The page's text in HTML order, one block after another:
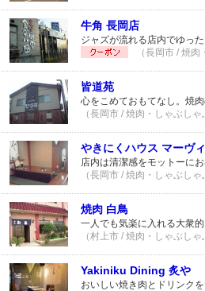
牛角 長岡店
ジャズが流れる店内でゆっ
（長岡市 / 焼
皆道苑
心をこめておもてなし。焼肉
（長岡市 / 焼肉・しゃぶし
やきにくハウス マーヴ
店内は清潔感をモットーに
（長岡市 / 焼肉・しゃぶし
焼肉 白鳥
一人でも気楽に入れる大衆的
（村上市 / 焼肉・しゃぶし
Yakiniku Dining 炙や
おいしい焼き肉とドリンク